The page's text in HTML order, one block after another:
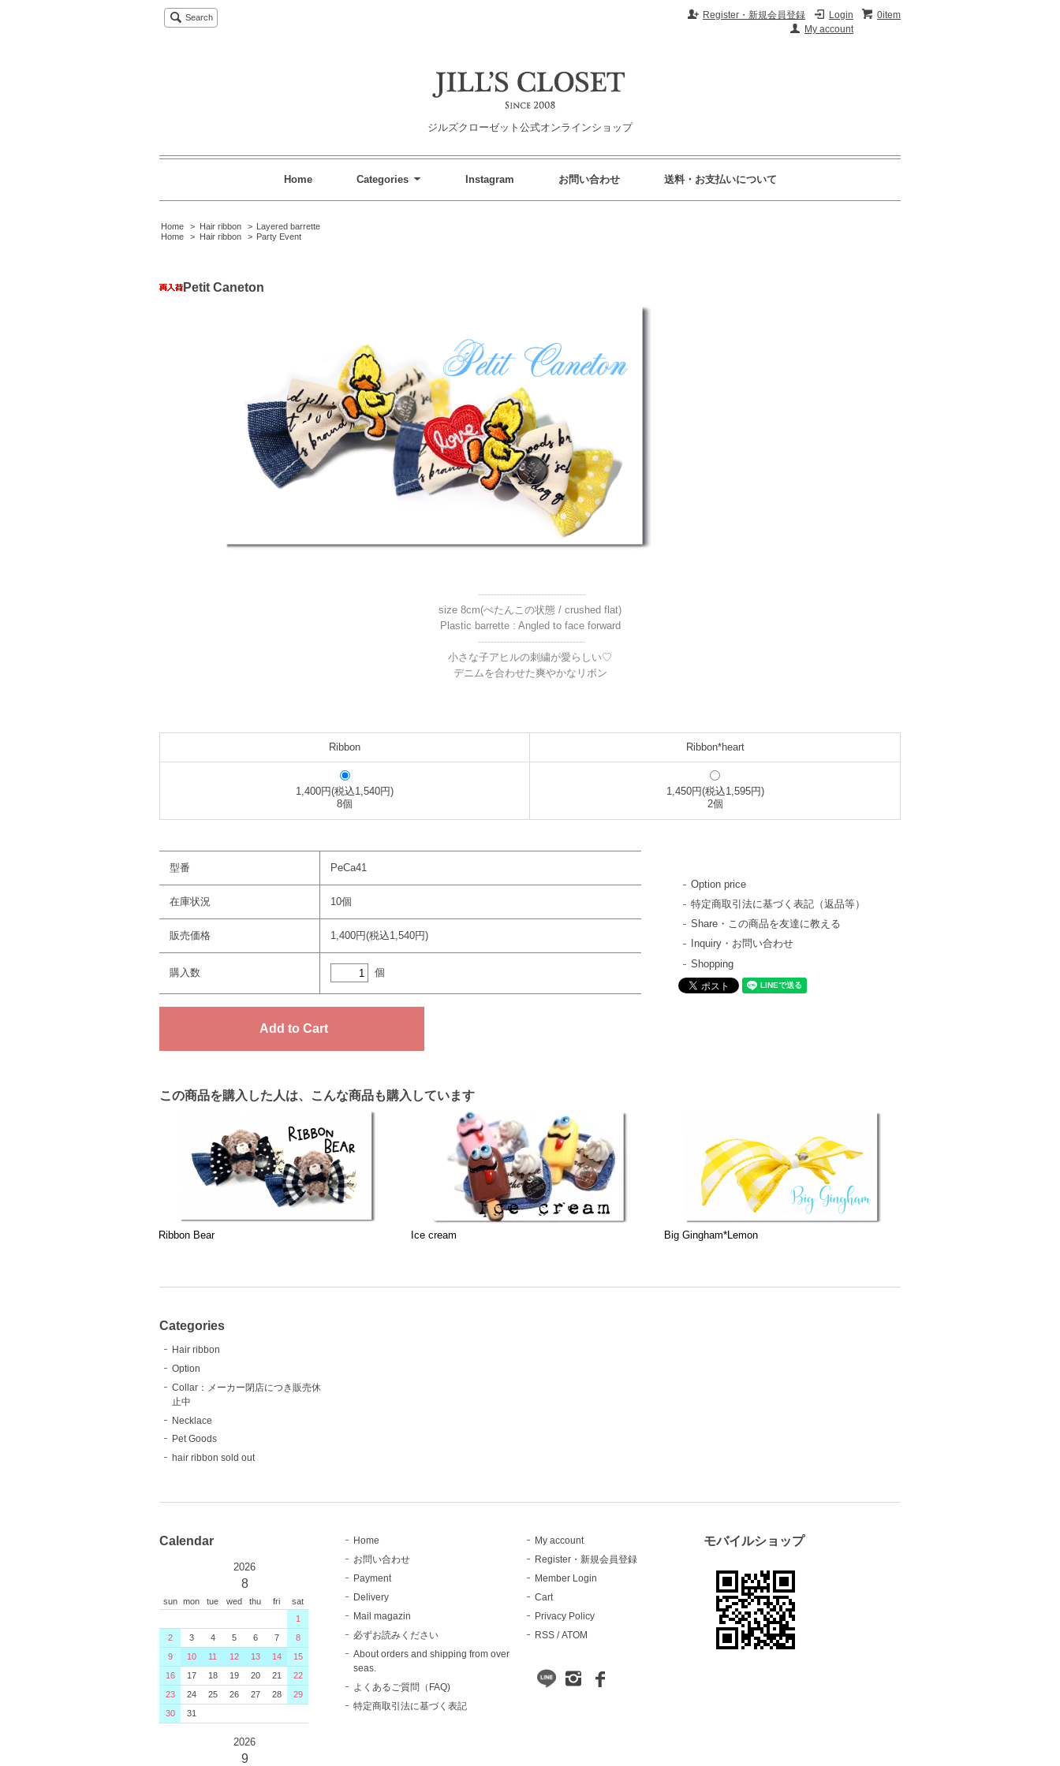
0item
Login
Register・新規会員登録
My account
Search
ジルズクローゼット公式オンラインショップ
Home Categories Instagram お問い合わせ 送料・お支払いについて
Home > Hair ribbon > Layered barrette
Home
> Hair ribbon > Party Event
Petit Caneton
----------------------------------
size 8cm(ぺたんこの状態 / crushed flat)
Plastic barrette : Angled to face forward
----------------------------------
小さな子アヒルの刺繍が愛らしい♡
デニムを合わせた爽やかなリボン
Ribbon Ribbon*heart
1,400円(税込1,540円)
8個
1,450円(税込1,595円)
2個
型番 PeCa41
在庫状況 10個
販売価格 1,400円(税込1,540円)
購入数 個
Option price
特定商取引法に基づく表記（返品等）
Share・この商品を友達に教える
Inquiry・お問い合わせ
Shopping
この商品を購入した人は、こんな商品も購入しています
Ribbon Bear Ice cream Big Gingham*Lemon
Categories
Hair ribbon
Option
Collar：メーカー閉店につき販売休
止中
Necklace
Pet Goods
hair ribbon sold out
Calendar
2026
8
sun mon tue wed thu fri
sat
1
2
3 4 5 6 7
8
9
10 11 12 13 14
15
16
17 18 19 20 21
22
23
24 25 26 27 28
29
30
31
2026
9
Home
お問い合わせ
Payment
Delivery
Mail magazin
必ずお読みください
About orders and shipping from over
seas.
よくあるご質問（FAQ)
特定商取引法に基づく表記
My account
Register・新規会員登録
Member Login
Cart
Privacy Policy
RSS /ATOM
モバイルショップ